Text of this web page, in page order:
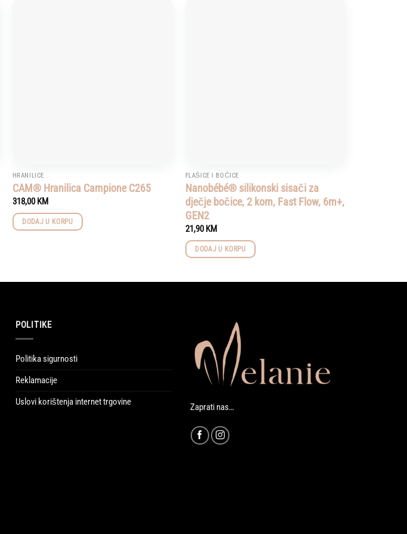
HRANILICE
CAM® Hranilica Campione C265
318,00KM
DODAJ U KORPU
FLAŠICE I BOČICE
Nanobébé® silikonski sisači za
dječje bočice, 2 kom, Fast Flow, 6m+,
GEN2
21,90KM
DODAJ U KORPU
POLITIKE
Politika sigurnosti
Reklamacije
Uslovi korištenja internet trgovine
Zaprati nas…